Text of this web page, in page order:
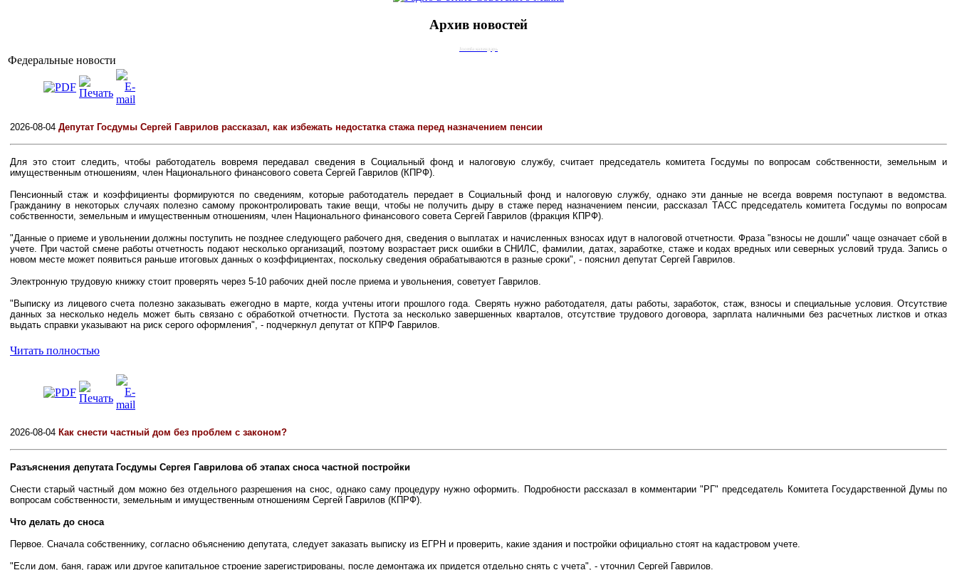
Архив новостей
Joomla календарь
Федеральные новости
2026-08-04 Депутат Госдумы Сергей Гаврилов рассказал, как избежать недостатка стажа перед назначением пенсии
Для это стоит следить, чтобы работодатель вовремя передавал сведения в Социальный фонд и налоговую службу, считает председатель комитета Госдумы по вопросам собственности, земельным и
имущественным отношениям, член Национального финансового совета Сергей Гаврилов (КПРФ).
Пенсионный стаж и коэффициенты формируются по сведениям, которые работодатель передает в Социальный фонд и налоговую службу, однако эти данные не всегда вовремя поступают в ведомства.
Гражданину в некоторых случаях полезно самому проконтролировать такие вещи, чтобы не получить дыру в стаже перед назначением пенсии, рассказал ТАСС председатель комитета Госдумы по вопросам
собственности, земельным и имущественным отношениям, член Национального финансового совета Сергей Гаврилов (фракция КПРФ).
"Данные о приеме и увольнении должны поступить не позднее следующего рабочего дня, сведения о выплатах и начисленных взносах идут в налоговой отчетности. Фраза "взносы не дошли" чаще означает сбой в
учете. При частой смене работы отчетность подают несколько организаций, поэтому возрастает риск ошибки в СНИЛС, фамилии, датах, заработке, стаже и кодах вредных или северных условий труда. Запись о
новом месте может появиться раньше итоговых данных о коэффициентах, поскольку сведения обрабатываются в разные сроки", - пояснил депутат Сергей Гаврилов.
Электронную трудовую книжку стоит проверять через 5-10 рабочих дней после приема и увольнения, советует Гаврилов.
"Выписку из лицевого счета полезно заказывать ежегодно в марте, когда учтены итоги прошлого года. Сверять нужно работодателя, даты работы, заработок, стаж, взносы и специальные условия. Отсутствие
данных за несколько недель может быть связано с обработкой отчетности. Пустота за несколько завершенных кварталов, отсутствие трудового договора, зарплата наличными без расчетных листков и отказ
выдать справки указывают на риск серого оформления", - подчеркнул депутат от КПРФ Гаврилов.
Читать полностью
2026-08-04 Как снести частный дом без проблем с законом?
Разъяснения депутата Госдумы Сергея Гаврилова об этапах сноса частной постройки
Снести старый частный дом можно без отдельного разрешения на снос, однако саму процедуру нужно оформить. Подробности рассказал в комментарии "РГ" председатель Комитета Государственной Думы по
вопросам собственности, земельным и имущественным отношениям Сергей Гаврилов (КПРФ).
Что делать до сноса
Первое. Сначала собственнику, согласно объяснению депутата, следует заказать выписку из ЕГРН и проверить, какие здания и постройки официально стоят на кадастровом учете.
"Если дом, баня, гараж или другое капитальное строение зарегистрированы, после демонтажа их придется отдельно снять с учета", - уточнил Сергей Гаврилов.